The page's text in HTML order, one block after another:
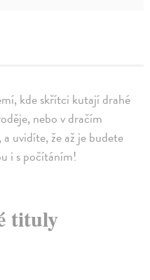
kde skřítci kutají drahé
nebo v dračím
uvidíte, že až je budete
i s počítáním!
tituly